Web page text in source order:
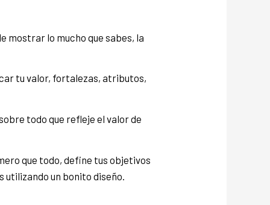
mostrar lo mucho que sabes, la
tu valor, fortalezas, atributos,
todo que refleje el valor de
que todo, define tus objetivos
utilizando un bonito diseño.